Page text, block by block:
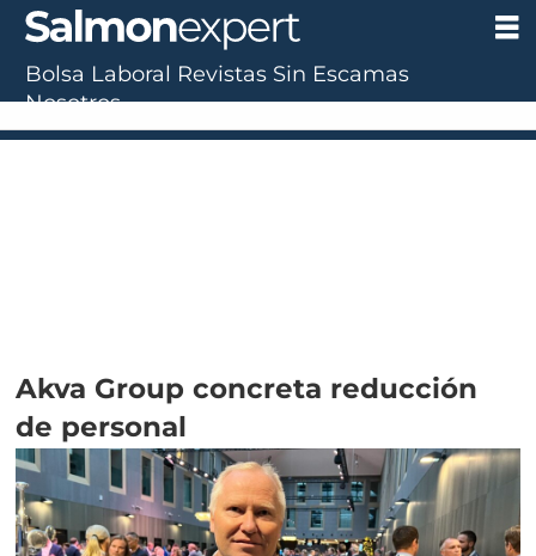
Akva Group concreta reducción
de personal
Bolsa Laboral Revistas Sin Escamas
Nosotros